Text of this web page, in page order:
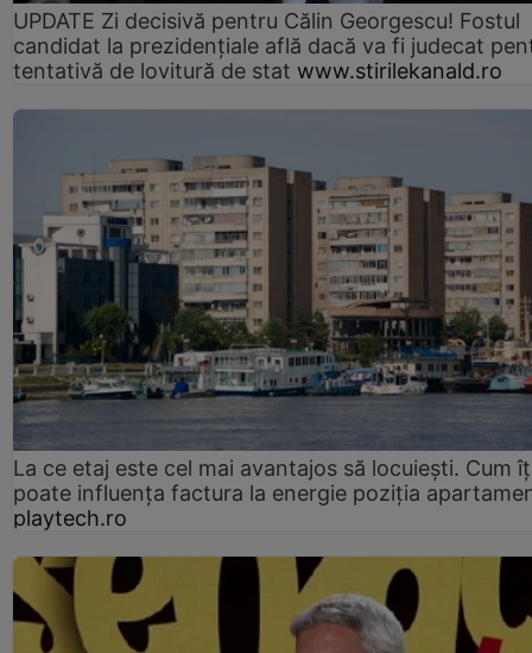
UPDATE Zi decisivă pentru Călin Georgescu! Fostul
candidat la prezidențiale află dacă va fi judecat
tentativă de lovitură de stat www.stirilekanald.ro
La ce etaj este cel mai avantajos să locuiești. Cum
poate influența factura la energie poziția
playtech.ro